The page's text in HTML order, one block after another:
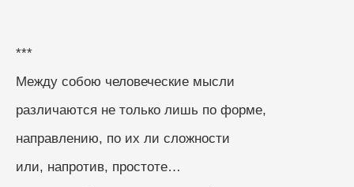
***
Между собою человеческие мысли
различаются не только лишь по форме,
направлению, по их ли сложности
или, напротив, простоте…